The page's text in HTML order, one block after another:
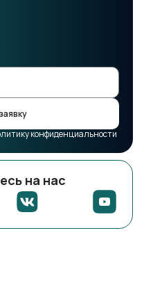
конфиденциальности
на нас